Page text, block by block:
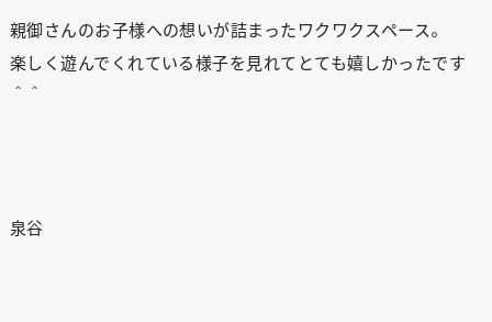
親御さんのお子様への想いが詰まったワクワクスペース。
楽しく遊んでくれている様子を見れてとても嬉しかったです
＾＾
泉谷